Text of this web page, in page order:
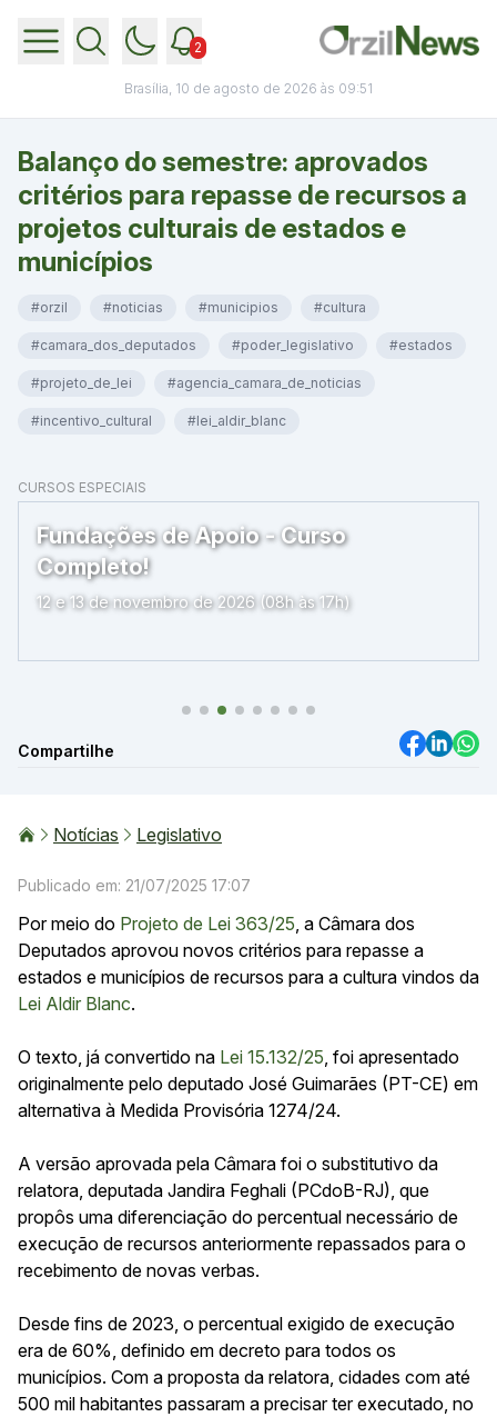
2
Brasília, 10 de agosto de 2026 às 09:51
Balanço do semestre: aprovados
critérios para repasse de recursos a
projetos culturais de estados e
municípios
#orzil #noticias #municipios #cultura
#camara_dos_deputados #poder_legislativo #estados
#projeto_de_lei #agencia_camara_de_noticias
#incentivo_cultural #lei_aldir_blanc
CURSOS ESPECIAIS
Fundações de Apoio - Curso
Completo!
12 e 13 de novembro de 2026 (08h às 17h)
Compartilhe
Notícias Legislativo
Publicado em: 21/07/2025 17:07
Por meio do Projeto de Lei 363/25 , a Câmara dos
Deputados aprovou novos critérios para repasse a
estados e municípios de recursos para a cultura vindos da
Lei Aldir Blanc.
O texto, já convertido na Lei 15.132/25 , foi apresentado
originalmente pelo deputado José Guimarães (PT-CE) em
alternativa à Medida Provisória 1274/24.
A versão aprovada pela Câmara foi o substitutivo da
relatora, deputada Jandira Feghali (PCdoB-RJ), que
propôs uma diferenciação do percentual necessário de
execução de recursos anteriormente repassados para o
recebimento de novas verbas.
Desde fins de 2023, o percentual exigido de execução
era de 60%, definido em decreto para todos os
municípios. Com a proposta da relatora, cidades com até
500 mil habitantes passaram a precisar ter executado, no